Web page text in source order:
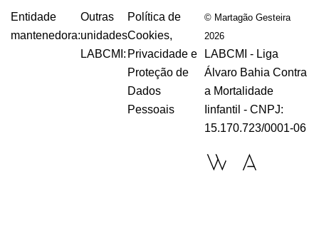
Entidade
mantenedora:
Outras
unidades
LABCMI:
Política de
Cookies,
Privacidade e
Proteção de
Dados
Pessoais
© Martagão Gesteira
2026
LABCMI - Liga
Álvaro Bahia Contra
a Mortalidade
Iinfantil - CNPJ:
15.170.723/0001-06